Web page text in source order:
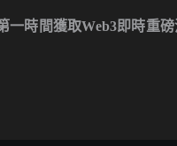
一時間獲取Web3即時重